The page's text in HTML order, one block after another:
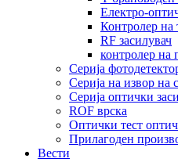
Електро-
Контролер на
RF засилувач
контролер на
Серија
Серија на извор на
Серија оптички
ROF врска
Оптички тест
Прилагоден
Вести